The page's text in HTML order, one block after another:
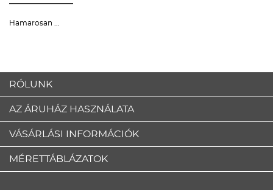
Hamarosan ...
RÓLUNK
AZ ÁRUHÁZ HASZNÁLATA
VÁSÁRLÁSI INFORMÁCIÓK
MÉRETTÁBLÁZATOK